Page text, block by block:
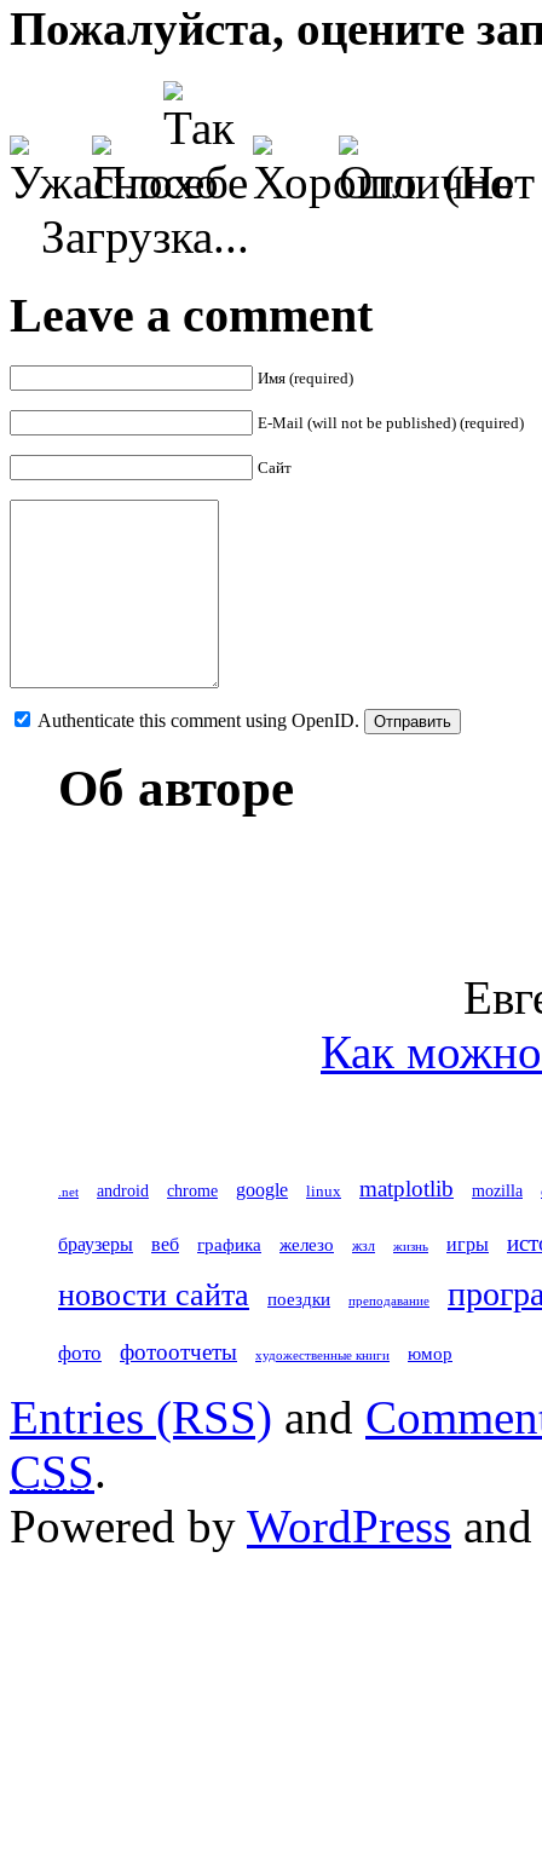
Пожалуйста, оцените
(Нет
Загрузка...
Leave a comment
Имя (required)
E-Mail (will not be published) (required)
Сайт
Authenticate this comment using OpenID.
Об авторе
Как можно
.net android chrome google linux matplotlib mozilla
браузеры веб графика железо жзл жизнь игры
новости сайта поездки преподавание
фото фотоотчеты художественные книги юмор
Entries (RSS) and
CSS.
Powered by WordPress